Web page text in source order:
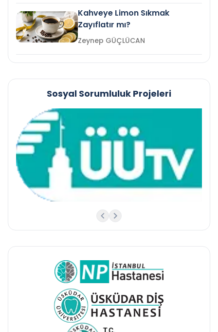
Kahveye Limon Sıkmak
Zayıflatır mı?
Zeynep GÜÇLÜCAN
Sosyal Sorumluluk Projeleri